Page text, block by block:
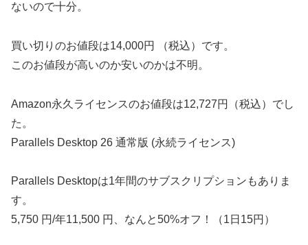
ないので十分。
買い切りのお値段は14,000円 （税込）です。
このお値段が高いのか安いのかは不明。
Amazon永久ライセンスのお値段は12,727円（税込）でし
た。
Parallels Desktop 26 通常版 (永続ライセンス)
Parallels Desktopは1年間のサブスクリプションもありま
す。
5,750 円/年11,500 円、なんと50%オフ！（1日15円）